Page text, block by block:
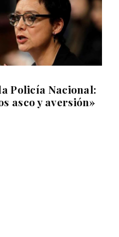
Policía Nacional:
asco y aversión»